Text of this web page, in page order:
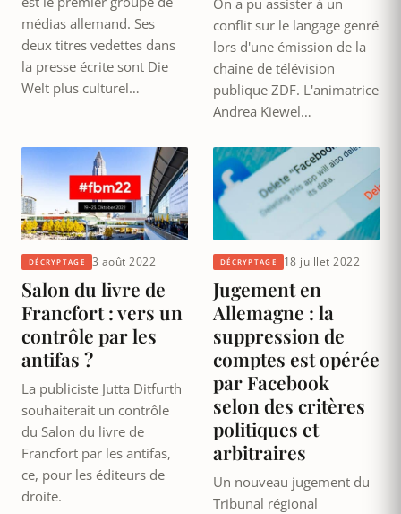
médias allemand. Ses
deux titres vedettes dans
la presse écrite sont Die
Welt plus culturel…
conflit sur le langage genré
lors d'une émission de la
chaîne de télévision
publique ZDF. L'animatrice
Andrea Kiewel…
DÉCRYPTAGE 3 août 2022
Salon du livre de
Francfort : vers un
contrôle par les
antifas ?
La publiciste Jutta Ditfurth
souhaiterait un contrôle
du Salon du livre de
Francfort par les antifas,
ce, pour les éditeurs de
droite.
DÉCRYPTAGE 18 juillet 2022
Jugement en
Allemagne : la
suppression de
comptes est opérée
par Facebook
selon des critères
politiques et
arbitraires
Un nouveau jugement du
Tribunal régional